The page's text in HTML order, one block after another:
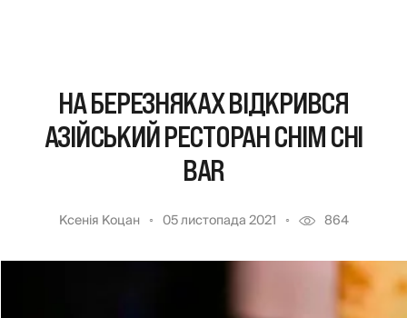
НА БЕРЕЗНЯКАХ ВІДКРИВСЯ
АЗІЙСЬКИЙ РЕСТОРАН CHIM CHI
BAR
Ксенія Коцан 05 листопада 2021 864